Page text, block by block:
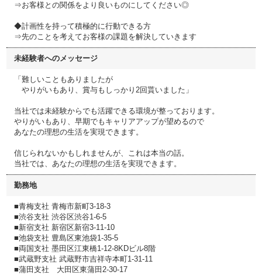
⇒お客様との関係をより良いものにしてください◎
◆計画性を持って積極的に行動できる方
⇒先のことを考えてお客様の課題を解決していきます
未経験者へのメッセージ
「難しいこともありましたが
やりがいもあり、賞与もしっかり2回貰いました」
当社では未経験からでも活躍できる環境が整っております。
やりがいもあり、早期でもキャリアアップが望めるので
あなたの理想の生活を実現できます。
信じられないかもしれませんが、これは本当の話。
当社では、あなたの理想の生活を実現できます。
勤務地
■青梅支社 青梅市新町3-18-3
■渋谷支社 渋谷区渋谷1-6-5
■新宿支社 新宿区新宿3-11-10
■池袋支社 豊島区東池袋1-35-5
■両国支社 墨田区江東橋1-12-8KDビル8階
■武蔵野支社 武蔵野市吉祥寺本町1-31-11
■蒲田支社 大田区東蒲田2-30-17